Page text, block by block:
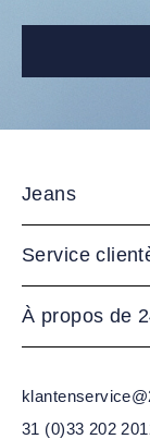
Jeans
Service
À propos de
31 (0)33 202